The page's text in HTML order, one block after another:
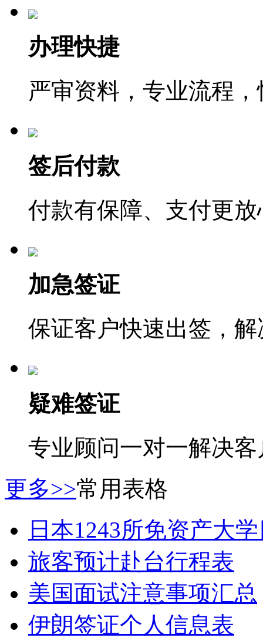
办理快捷
严审资料，专业流程
签后付款
付款有保障、支付更放
加急签证
保证客户快速出签，
疑难签证
专业顾问一对一解决
更多>>常用表格
日本1243所免资产大
旅客预计赴台行程表
美国面试注意事项汇总
伊朗签证个人信息表